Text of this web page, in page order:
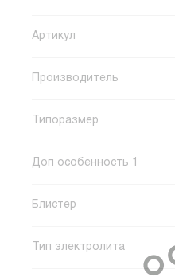
Артикул
Производитель
Типоразмер
Доп особенность 1
Блистер
Тип электролита